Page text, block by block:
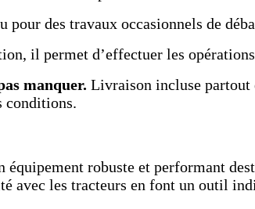
des travaux occasionnels de
il permet d’effectuer les
manquer. Livraison incluse partout
conditions.
robuste et performant
avec les tracteurs en font un outil